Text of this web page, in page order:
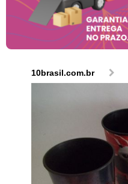
10brasil.com.br